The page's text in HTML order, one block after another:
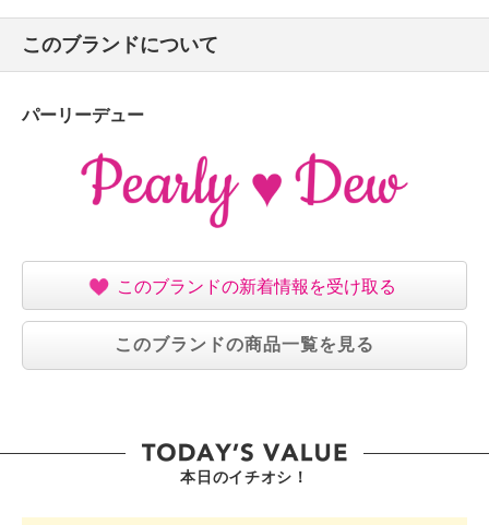
このブランドについて
パーリーデュー
このブランドの新着情報を受け取る
このブランドの商品一覧を見る
本日のイチオシ！